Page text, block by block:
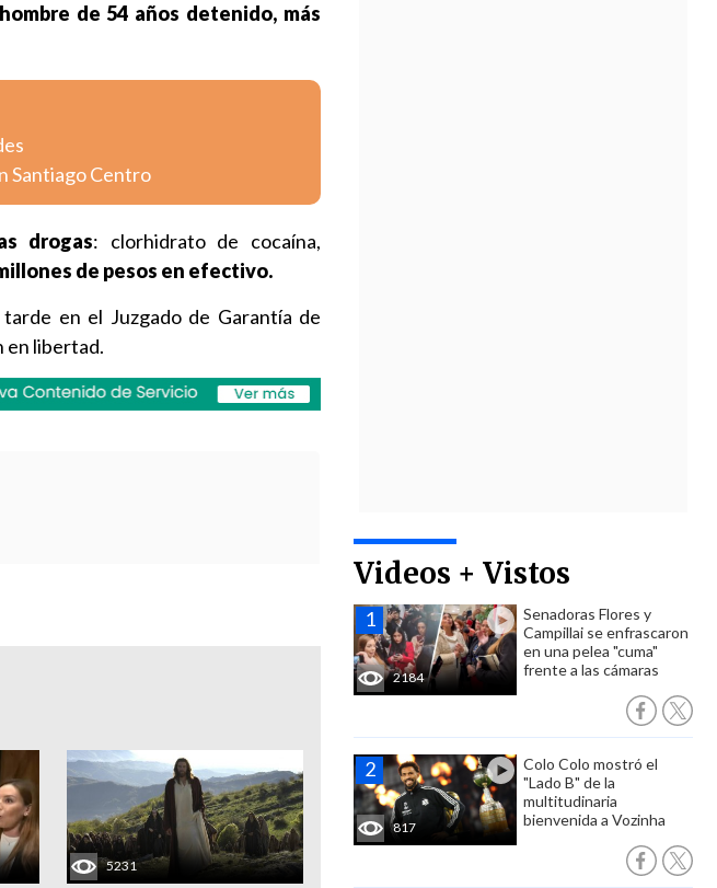
Videos + Vistos
2184
Senadoras Flores y
Campillai se enfrascaron
en una pelea "cuma"
frente a las cámaras
817
Colo Colo mostró el
"Lado B" de la
multitudinaria
bienvenida a Vozinha
de 54 años detenido, más
Santiago Centro
drogas: clorhidrato de cocaína,
de pesos en efectivo.
en el Juzgado de Garantía de
en libertad.
5231